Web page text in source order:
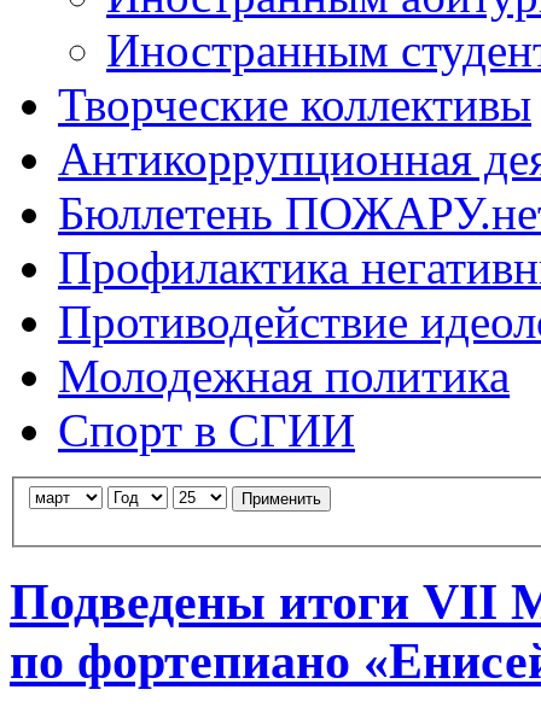
Иностранным
Творческие коллективы
Антикоррупционная
Бюллетень
Профилактика
Противодействие
Молодежная политика
Спорт в СГИИ
Применить
Подведены итоги VII
по фортепиано